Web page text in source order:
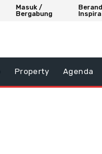
Masuk /
Bergabung
Property Agenda